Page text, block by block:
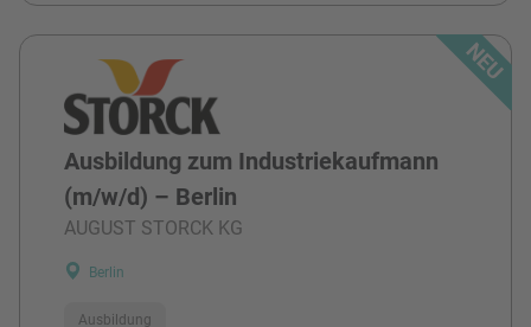
Ausbildung zum Industriekaufmann
(m/w/d) – Berlin
AUGUST STORCK KG
Berlin
Ausbildung